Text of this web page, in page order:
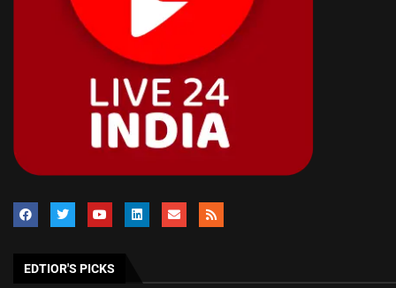
EDTIOR'S PICKS